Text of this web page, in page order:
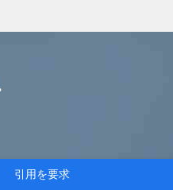
引用を要求